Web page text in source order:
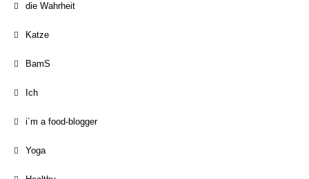
die Wahrheit
Katze
BamS
Ich
i´m a food-blogger
Yoga